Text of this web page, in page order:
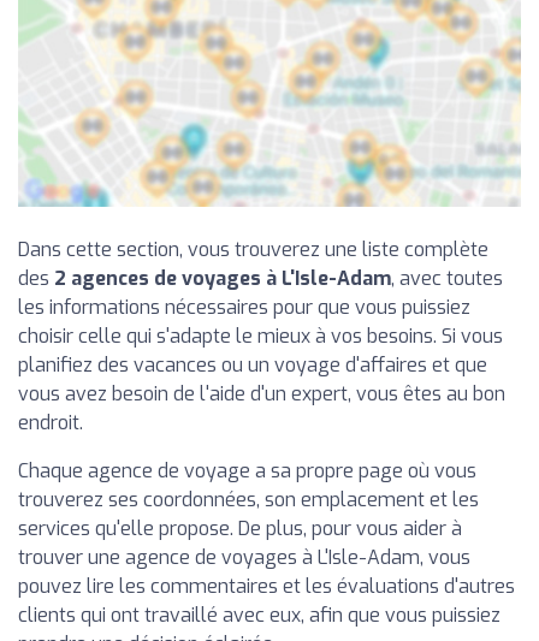
Dans cette section, vous trouverez une liste complète
des 2 agences de voyages à L'Isle-Adam, avec toutes
les informations nécessaires pour que vous puissiez
choisir celle qui s'adapte le mieux à vos besoins. Si vous
planifiez des vacances ou un voyage d'affaires et que
vous avez besoin de l'aide d'un expert, vous êtes au bon
endroit.
Chaque agence de voyage a sa propre page où vous
trouverez ses coordonnées, son emplacement et les
services qu'elle propose. De plus, pour vous aider à
trouver une agence de voyages à L'Isle-Adam, vous
pouvez lire les commentaires et les évaluations d'autres
clients qui ont travaillé avec eux, afin que vous puissiez